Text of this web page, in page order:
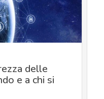
delle
e a chi si